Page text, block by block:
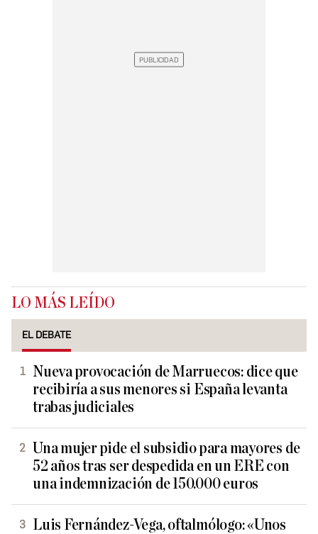
LO MÁS LEÍDO
EL DEBATE
Nueva provocación de Marruecos: dice que
recibiría a sus menores si España levanta
trabas judiciales
Una mujer pide el subsidio para mayores de
52 años tras ser despedida en un ERE con
una indemnización de 150.000 euros
Luis Fernández-Vega, oftalmólogo: «Unos